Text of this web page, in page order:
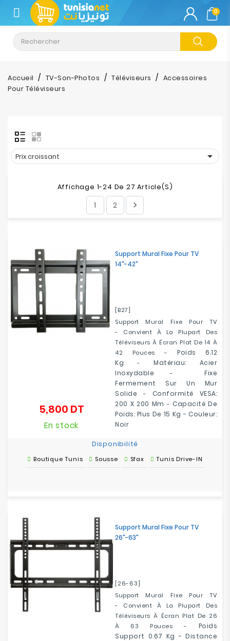
CATÉGORIE
Climatisation
Informatique
Impression
Bureautique
Réseau
Sécurité
0
Accueil TV-Son-Photos Téléviseurs
Accessoires
Pour Téléviseurs
Prix croissant 
Affichage 1-24 De 27 Article(s)
1 2 
Support Mural Fixe Pour TV
14"-42"
[B27]
Support Mural Fixe Pour TV
- Convient À La Plupart Des
Téléviseurs À Écran Plat De 14 À
42 Pouces -
Poids 6.12
Kg -Matériau: Acier
Inoxydable -
Fixe
Fermement Sur Un Mur
Solide- Conformité VESA:
200 X 200 Mm - Capacité De
Poids: Plus De 15 Kg - Couleur:
Noir
5,800 DTPrix
En stock
Disponibilité
Boutique Tunis Sousse Sfax Tunis Drive-IN
Support Mural Fixe Pour TV
26"-63"
[26-63]
Support Mural Fixe Pour TV
- Convient À La Plupart Des
Téléviseurs À Écran Plat De 26
À 63 Pouces -
Poids
Support 0.67 Kg - Distance